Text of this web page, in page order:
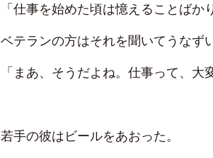
「仕事を始めた頃は憶えることば
ベテランの方はそれを聞いてうなず
「まあ、そうだよね。仕事って、大
若手の彼はビールをあおった。